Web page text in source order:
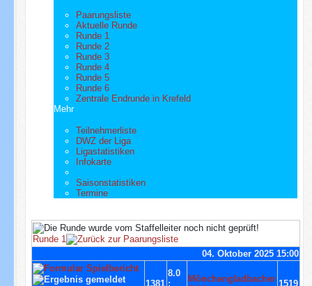
Paarungsliste
Aktuelle Runde
Runde 1
Runde 2
Runde 3
Runde 4
Runde 5
Runde 6
Zentrale Endrunde in Krefeld
Mehr
Teilnehmerliste
DWZ der Liga
Ligastatistiken
Infokarte
Saisonstatistiken
Termine
Runde 1
04. Oktober 2025 15:00
1381
8.0
:
Mönchengladbacher 1519